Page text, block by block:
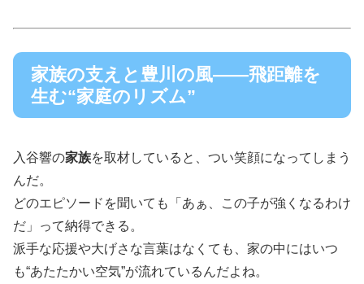
家族の支えと豊川の風――飛距離を
生む“家庭のリズム”
入谷響の家族を取材していると、つい笑顔になってしまう
んだ。
どのエピソードを聞いても「あぁ、この子が強くなるわけ
だ」って納得できる。
派手な応援や大げさな言葉はなくても、家の中にはいつ
も“あたたかい空気”が流れているんだよね。